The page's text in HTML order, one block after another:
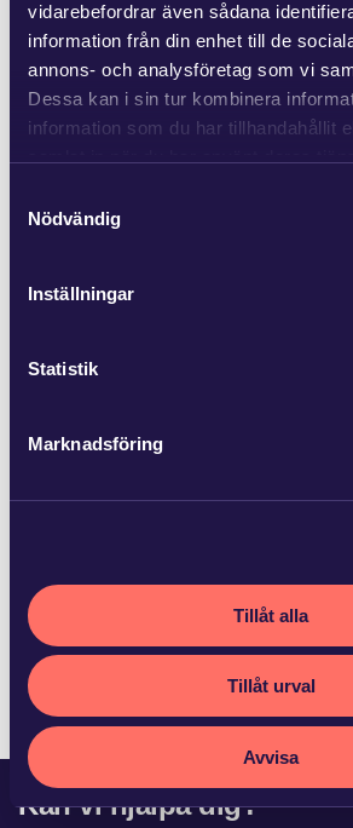
vidarebefordrar även sådana
information från din enhet till de
annons- och analysföretag som vi
Dessa kan i sin tur kombinera
information som du har tillhandahållit
Läs mer ivår sekretesspolicy
om
Nödvändig
Inställningar
Statistik
Marknadsföring
Tillåt alla
Tillåt urval
Avvisa
ägarna till Baker Tilly…
Advokatfirman Glimstedt har biträtt
Norrköping AB vid försäljning av bolaget
Ludvika Kommun
Fagersta kommun och Ludvika Kommun
med hälften vardera förvärvat
aktierna i Västerbergslagens Energi AB.
Kan vi hjälpa dig?